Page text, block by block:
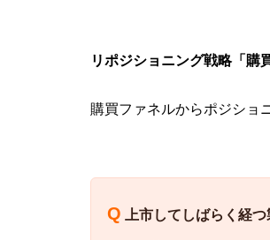
リポジショニング戦略「購
購買ファネルからポジショ
Q 上市してしばらく経